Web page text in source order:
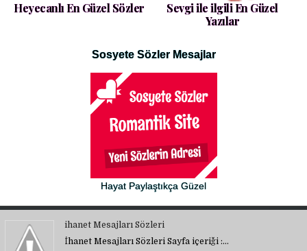
Heyecanlı En Güzel Sözler
Sevgi ile ilgili En Güzel
Yazılar
Sosyete Sözler Mesajlar
Hayat Paylaştıkça Güzel
ihanet Mesajları Sözleri
İhanet Mesajları Sözleri Sayfa içeriği :…